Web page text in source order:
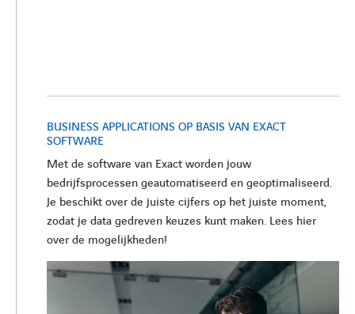
BUSINESS APPLICATIONS OP BASIS VAN EXACT
SOFTWARE
Met de software van Exact worden jouw
bedrijfsprocessen geautomatiseerd en geoptimaliseerd.
Je beschikt over de juiste cijfers op het juiste moment,
zodat je data gedreven keuzes kunt maken. Lees hier
over de mogelijkheden!